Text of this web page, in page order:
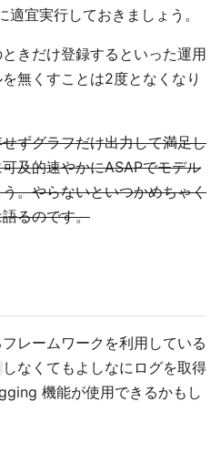
適宜実行しておきましょう。
きだけ登録するといった運用
無くすことは2度となくなり
ずグラフだけ出力して満足し
及的速やかにASAPでモデル
。やらないといつかめちゃく
るのです。
レームワークを利用している
しなくてもよしなにログを取得
機能が使用できるかもし